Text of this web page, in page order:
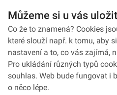
Hasala.
Můžeme si u vás
Co že to znamená? Cookies
které slouží např. k tomu, aby
nastavení a to, co vás zajímá,
Pro ukládání různých typů
souhlas. Web bude fungovat i
o něco lépe.